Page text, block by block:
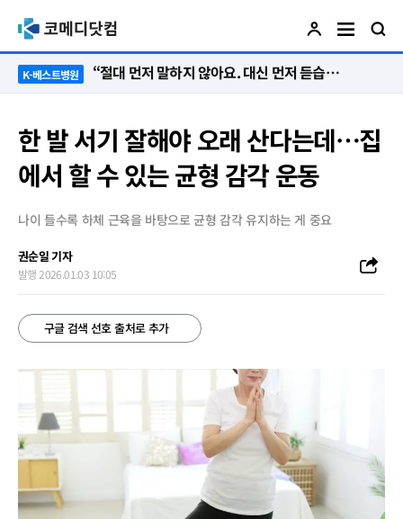
K-베스트병원 “절대 먼저 말하지 않아요. 대신 먼저 듣습니다”
한 발 서기 잘해야 오래 산다는데…집
에서 할 수 있는 균형 감각 운동
나이 들수록 하체 근육을 바탕으로 균형 감각 유지하는 게 중요
권순일 기자
발행 2026.01.03 10:05
구글 검색 선호 출처로 추가